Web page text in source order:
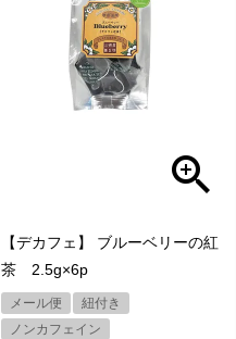
【デカフェ】 ブルーベリーの紅
茶 2.5g×6p
メール便
紐付き
ノンカフェイン